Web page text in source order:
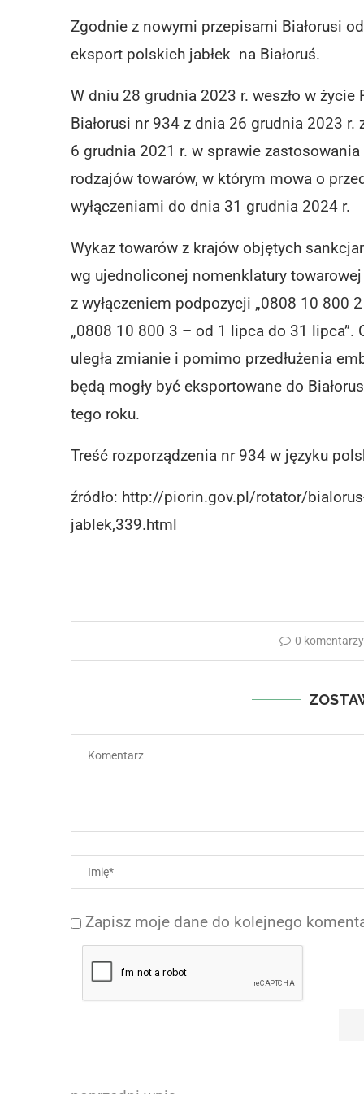
Zgodnie z nowymi przepisami Białorusi
eksport polskich jabłek na Białoruś.
W dniu 28 grudnia 2023 r. weszło w
Białorusi nr 934 z dnia 26 grudnia 2023
6 grudnia 2021 r. w sprawie
rodzajów towarów, w którym mowa o
wyłączeniami do dnia 31 grudnia 2024 r.
Wykaz towarów z krajów objętych
wg ujednoliconej nomenklatury
z wyłączeniem podpozycji „0808 10 800
„0808 10 800 3 – od 1 lipca do 31
uległa zmianie i pomimo przedłużenia
będą mogły być eksportowane do
tego roku.
Treść rozporządzenia nr 934 w języku
źródło: http://piorin.gov.pl/rotator/
jablek,339.html
0 komentarzy
Zapisz moje dane do kolejnego